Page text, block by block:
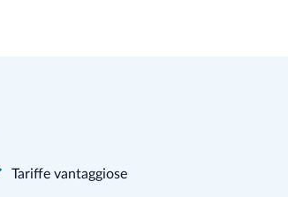
Tariffe vantaggiose